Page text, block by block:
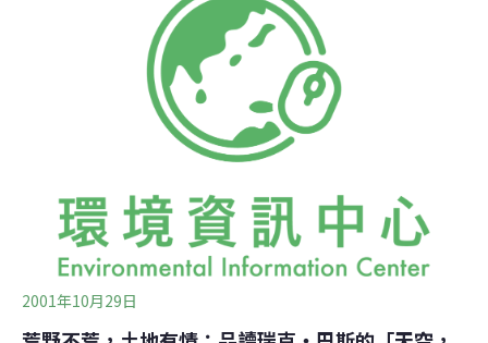
的是，從來沒有一個偉大的科學家曾經準確地告訴我們自
然是什麼？事實上自然就像一面鏡子，反射出人性種種的
良善與邪惡，它不但激發文學家無窮的想像空間，同時也
讓許多社會改造者找到關鍵的參考點，這些都可從當代的
環境運動中找到許多例證！人類需要自然的滋潤，但是絕
對不只為了某種單一的理由。巴斯在他豐富的文學表達
的經驗是景象感極為強烈。透過鮮活的文字描寫的幫助，
有時感覺自己像是跟著崔普在雪地蹣跚前行，而有時卻是
2001年10月29日